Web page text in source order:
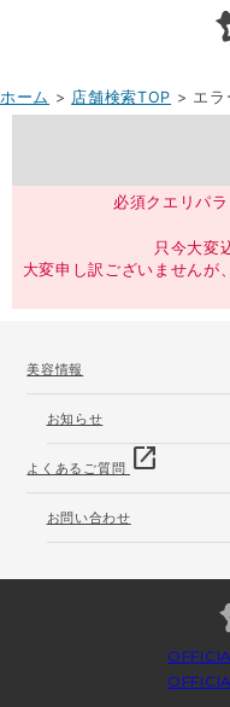
ホーム > 店舗検索TOP > エラ
必須クエリパ
只今大変
大変申し訳ございませんが
美容情報
お知らせ
よくあるご質問 open_in_new
お問い合わせ